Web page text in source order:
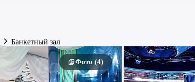
Банкетный зал
Фото (4)